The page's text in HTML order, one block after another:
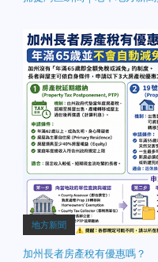
地方新聞
加州長者房產稅有優惠嗎？